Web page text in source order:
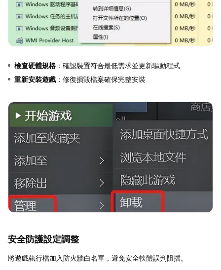
檢查硬體規格 ：確認裝置符合最低需求並更新驅動程式
重新安裝遊戲：修復損毀檔案確保完整安裝
安全防護設定調整
將遊戲執行檔加入防火牆白名單，避免安全軟體誤判阻擋。